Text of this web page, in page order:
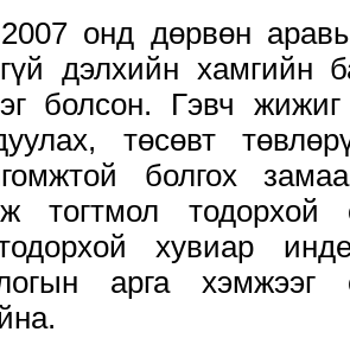
онд дөрвөн
дэлхийн хамгийн
болсон. Гэвч
төсөвт
болгох
тогтмол тодорхой
хувиар
арга хэмжээг